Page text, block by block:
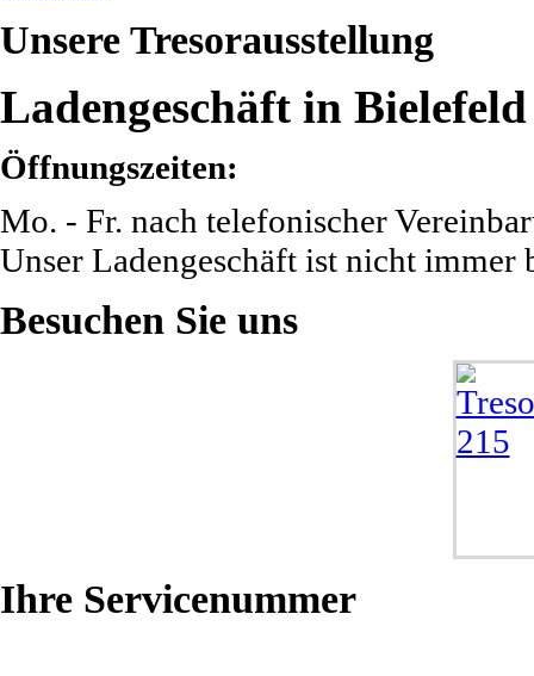
Unsere Tresorausstellung
Ladengeschäft in
Öffnungszeiten:
Mo. - Fr. nach telefonischer
Unser Ladengeschäft ist nicht immer
Besuchen Sie uns
Ihre Servicenummer